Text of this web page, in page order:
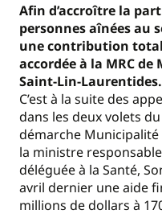
Afin d’accroître la
personnes aînées au
une contribution
accordée à la MRC
Saint-Lin-Laurentides.
C’est à la suite des
dans les deux volets
démarche Municipalité
la ministre
déléguée à la Santé,
avril dernier une aide
millions de dollars à